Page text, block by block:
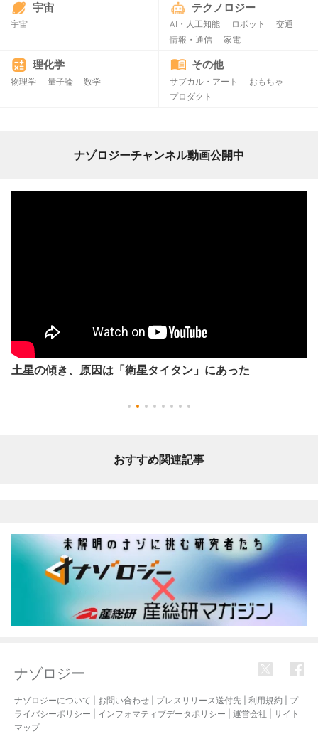
宇宙
宇宙
テクノロジー
AI・人工知能 ロボット
交通
情報・通信
家電
理化学
物理学 量子論 数学
その他
サブカル・アート
おもちゃ
プロダクト
ナゾロジーチャンネル動画公開中
土星の傾き、原因は「衛星タイタン」にあった
おすすめ関連記事
ナゾロジー
ナゾロジーについて お問い合わせ プレスリリース送付先 利用規約
プ
ライバシーポリシー
インフォマティブデータポリシー 運営会社
サイト
マップ